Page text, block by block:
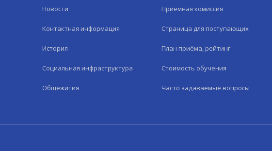
Новости
Контактная информация
История
Социальная инфраструктура
Общежития
Приёмная комиссия
Страница для поступающих
План приёма, рейтинг
Стоимость обучения
Часто задаваемые вопросы